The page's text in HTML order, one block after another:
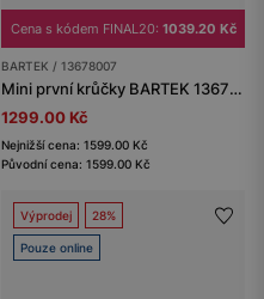
Cena s kódem FINAL20: 1039.20 Kč
BARTEK / 13678007
Mini první krůčky BARTEK 13678007, modro-šedé
1299.00 Kč
Nejnižší cena: 1599.00 Kč
Původní cena: 1599.00 Kč
Výprodej 28%
Pouze online